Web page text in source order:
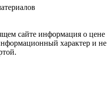
сайте информация о цене
характер и не